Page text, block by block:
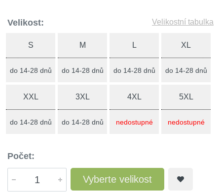
Velikost: Velikostní tabulka
S
do 14-28 dnů
M
do 14-28 dnů
L
do 14-28 dnů
XL
do 14-28 dnů
XXL
do 14-28 dnů
3XL
do 14-28 dnů
4XL
nedostupné
5XL
nedostupné
Počet:
Vyberte velikost